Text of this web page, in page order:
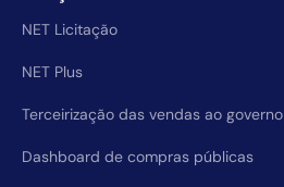
NET Licitação
NET Plus
Terceirização das vendas ao governo
Dashboard de compras públicas